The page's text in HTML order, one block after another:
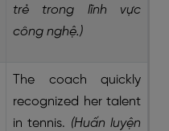
trẻ trong lĩnh vực
công nghệ.)
The coach quickly
recognized her talent
in tennis. (Huấn luyện